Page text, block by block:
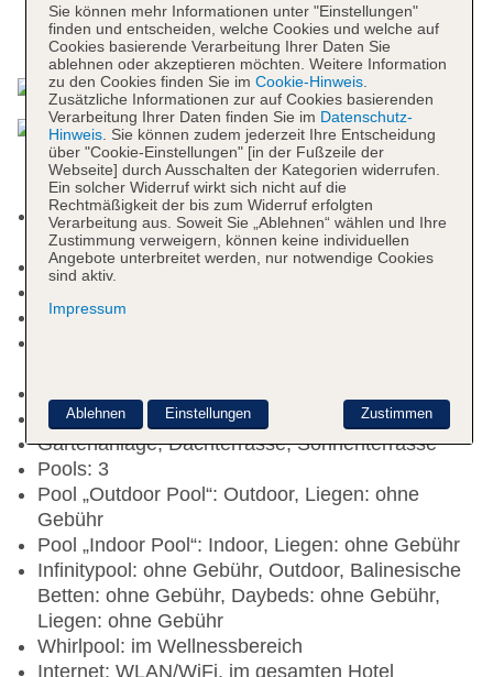
Das bietet Ihre Unterkunft
Kurtaxe/Ökotaxe/Touristensteuer zahlbar vor Ort:
ca. 2.20 EUR
Check-in Zeit ab 16:00 Uhr
Letzte Komplettrenovierung: 2024
Kaminzimmer, Gemeinschaftslounge/TV-Bereich
Gartenanlage, Dachterrasse, Sonnenterrasse
Pools: 3
Pool „Outdoor Pool“: Outdoor, Liegen: ohne
Gebühr
Pool „Indoor Pool“: Indoor, Liegen: ohne Gebühr
Infinitypool: ohne Gebühr, Outdoor, Balinesische
Betten: ohne Gebühr, Daybeds: ohne Gebühr,
Liegen: ohne Gebühr
Whirlpool: im Wellnessbereich
Internet: WLAN/WiFi, im gesamten Hotel
Sie können mehr Informationen unter "Einstellungen"
finden und entscheiden, welche Cookies und welche auf
Cookies basierende Verarbeitung Ihrer Daten Sie
ablehnen oder akzeptieren möchten. Weitere Information
zu den Cookies finden Sie im Cookie-Hinweis.
Zusätzliche Informationen zur auf Cookies basierenden
Verarbeitung Ihrer Daten finden Sie im Datenschutz-
Hinweis. Sie können zudem jederzeit Ihre Entscheidung
über "Cookie-Einstellungen" [in der Fußzeile der
Webseite] durch Ausschalten der Kategorien widerrufen.
Ein solcher Widerruf wirkt sich nicht auf die
Rechtmäßigkeit der bis zum Widerruf erfolgten
Verarbeitung aus. Soweit Sie „Ablehnen“ wählen und Ihre
Zustimmung verweigern, können keine individuellen
Angebote unterbreitet werden, nur notwendige Cookies
sind aktiv.
Impressum
Zustimmen
Ablehnen Einstellungen